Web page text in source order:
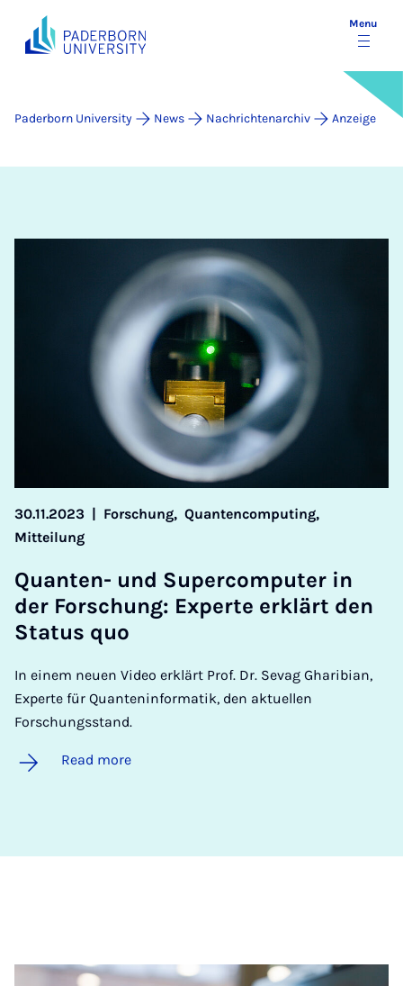
Menu
Paderborn University News Nachrichtenarchiv Anzeige
30.11.2023 Forschung, Quantencomputing,
Mitteilung
Quanten- und Su­per­com­puter in
der Forschung: Ex­perte erklärt den
Status quo
In einem neuen Video erklärt Prof. Dr. Sevag Gharibian,
Experte für Quanteninformatik, den aktuellen
Forschungsstand.
Read more